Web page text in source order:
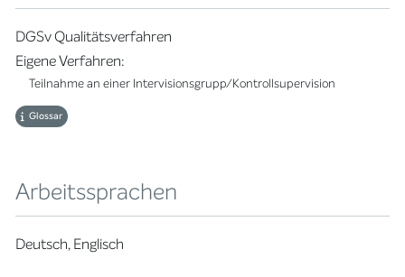
DGSv Qualitätsverfahren
Eigene Verfahren:
Teilnahme an einer Intervisionsgrupp/Kontrollsupervision
Glossar
Arbeitssprachen
Deutsch, Englisch